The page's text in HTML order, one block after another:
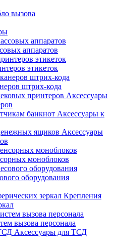
вызова
аппаратов
этикеток
штрих-кода
Аксессуары
Аксессуары к
Аксессуары
моноблоков
оборудования
Крепления
вызова персонала
Аксессуары для ТСД